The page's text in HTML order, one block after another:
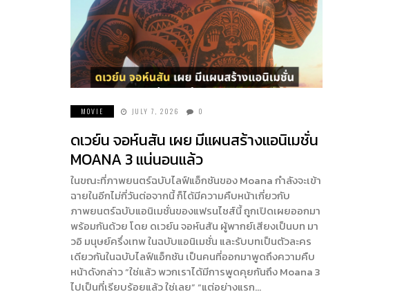
MOVIE JULY 7, 2026 0
ดเวย์น จอห์นสัน เผย มีแผนสร้างแอนิเมชั่น
MOANA 3 แน่นอนแล้ว
ในขณะที่ภาพยนตร์ฉบับไลฟ์แอ็กชันของ Moana กำลังจะเข้า
ฉายในอีกไม่กี่วันต่อจากนี้ ก็ได้มีความคืบหน้าเกี่ยวกับ
ภาพยนตร์ฉบับแอนิเมชั่นของแฟรนไชส์นี้ ถูกเปิดเผยออกมา
พร้อมกันด้วย โดย ดเวย์น จอห์นสัน ผู้พากย์เสียงเป็นบท มา
วอิ มนุษย์ครึ่งเทพ ในฉบับแอนิเมชั่น และรับบทเป็นตัวละคร
เดียวกันในฉบับไลฟ์แอ็กชัน เป็นคนที่ออกมาพูดถึงความคืบ
หน้าดังกล่าว “ใช่แล้ว พวกเราได้มีการพูดคุยกันถึง Moana 3
ไปเป็นที่เรียบร้อยแล้ว ใช่เลย” “แต่อย่างแรก…